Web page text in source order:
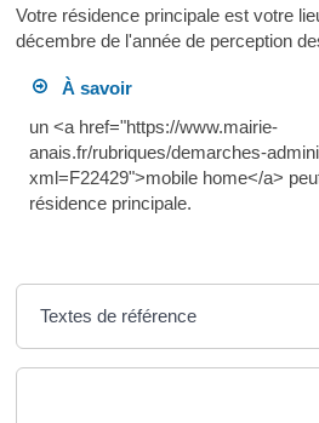
Votre résidence principale est votre
décembre de l'année de perception
À savoir
un <a href="https://www.mairie-
anais.fr/rubriques/demarches-
xml=F22429">mobile home</a>
résidence principale.
Textes de référence